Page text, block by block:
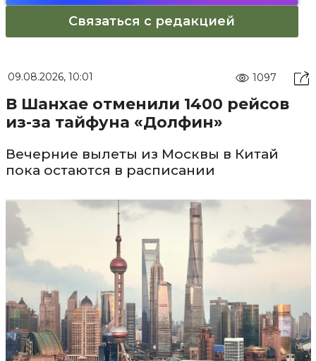
Связаться с редакцией
09.08.2026, 10:01 1097
В Шанхае отменили 1400 рейсов
из-за тайфуна «Долфин»
Вечерние вылеты из Москвы в Китай
пока остаются в расписании